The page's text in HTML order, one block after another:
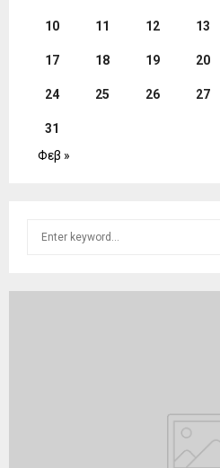
10 11 12 13
17 18 19 20
24 25 26 27
31
Φεβ »